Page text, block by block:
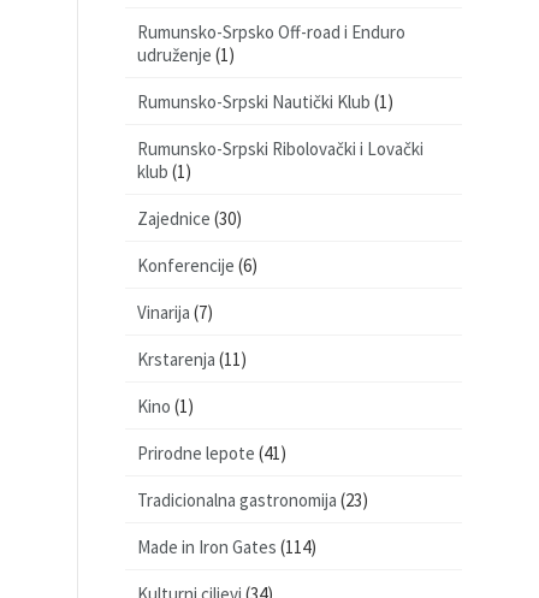
Rumunsko-Srpsko Off-road i Enduro
udruženje (1)
Rumunsko-Srpski Nautički Klub (1)
Rumunsko-Srpski Ribolovački i Lovački
klub (1)
Zajednice (30)
Konferencije (6)
Vinarija (7)
Krstarenja (11)
Kino (1)
Prirodne lepote (41)
Tradicionalna gastronomija (23)
Made in Iron Gates (114)